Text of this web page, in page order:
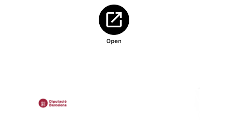
Open
Abre en nueva ventana